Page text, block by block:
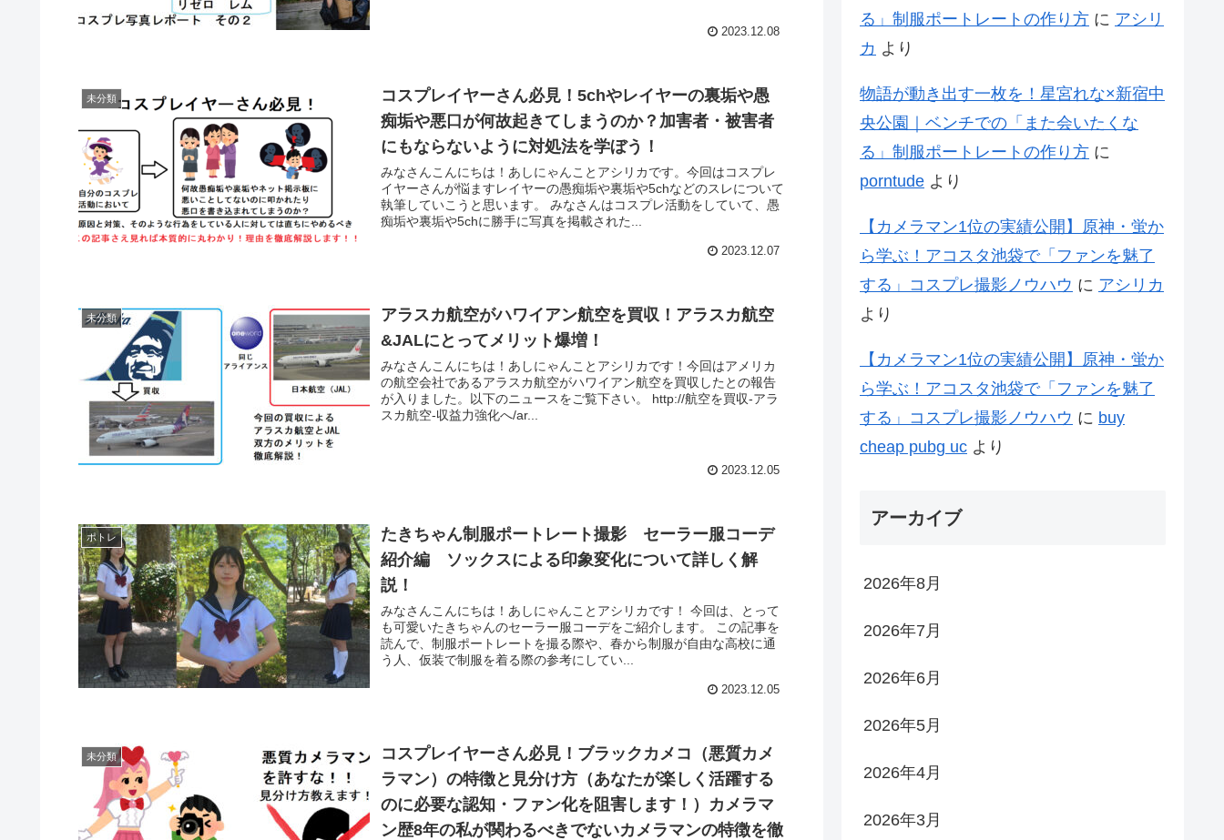
2023.12.08
未分類
コスプレイヤーさん必見！5chやレイヤーの裏垢や愚
痴垢や悪口が何故起きてしまうのか？加害者・被害者
にもならないように対処法を学ぼう！
みなさんこんにちは！あしにゃんことアシリカです。今回はコスプレ
イヤーさんが悩ますレイヤーの愚痴垢や裏垢や5chなどのスレについて
執筆していこうと思います。 みなさんはコスプレ活動をしていて、愚
痴垢や裏垢や5chに勝手に写真を掲載された...
2023.12.07
未分類
アラスカ航空がハワイアン航空を買収！アラスカ航空
&JALにとってメリット爆増！
みなさんこんにちは！あしにゃんことアシリカです！今回はアメリカ
の航空会社であるアラスカ航空がハワイアン航空を買収したとの報告
が入りました。以下のニュースをご覧下さい。 http://航空を買収-アラ
スカ航空-収益力強化へ/ar...
2023.12.05
ポトレ
たきちゃん制服ポートレート撮影 セーラー服コーデ
紹介編 ソックスによる印象変化について詳しく解
説！
みなさんこんにちは！あしにゃんことアシリカです！ 今回は、とって
も可愛いたきちゃんのセーラー服コーデをご紹介します。 この記事を
読んで、制服ポートレートを撮る際や、春から制服が自由な高校に通
う人、仮装で制服を着る際の参考にしてい...
2023.12.05
未分類
コスプレイヤーさん必見！ブラックカメコ（悪質カメ
ラマン）の特徴と見分け方（あなたが楽しく活躍する
のに必要な認知・ファン化を阻害します！）カメラマ
ン歴8年の私が関わるべきでないカメラマンの特徴を徹
る」制服ポートレートの作り方 に アシリ
カ より
物語が動き出す一枚を！星宮れな×新宿中
央公園｜ベンチでの「また会いたくな
る」制服ポートレートの作り方 に
porntude より
【カメラマン1位の実績公開】原神・蛍か
ら学ぶ！アコスタ池袋で「ファンを魅了
する」コスプレ撮影ノウハウ に アシリカ
より
【カメラマン1位の実績公開】原神・蛍か
ら学ぶ！アコスタ池袋で「ファンを魅了
する」コスプレ撮影ノウハウ に buy
cheap pubg uc より
アーカイブ
2026年8月
2026年7月
2026年6月
2026年5月
2026年4月
2026年3月